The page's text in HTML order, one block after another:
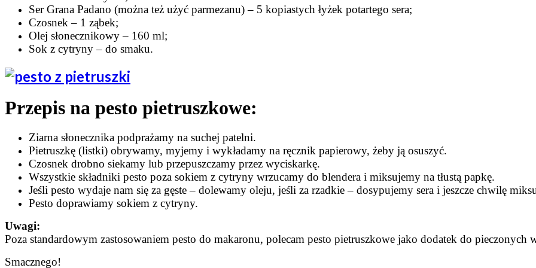
Ser Grana Padano (można też użyć parmezanu) – 5 kopiastych łyżek potartego sera;
Czosnek – 1 ząbek;
Olej słonecznikowy – 160 ml;
Sok z cytryny – do smaku.
Przepis na pesto pietruszkowe:
Ziarna słonecznika podprażamy na suchej patelni.
Pietruszkę (listki) obrywamy, myjemy i wykładamy na ręcznik papierowy, żeby ją osuszyć.
Czosnek drobno siekamy lub przepuszczamy przez wyciskarkę.
Wszystkie składniki pesto poza sokiem z cytryny wrzucamy do blendera i miksujemy na tłustą papkę.
Jeśli pesto wydaje nam się za gęste – dolewamy oleju, jeśli za rzadkie – dosypujemy sera i jeszcze chwilę
Pesto doprawiamy sokiem z cytryny.
Uwagi:
Poza standardowym zastosowaniem pesto do makaronu, polecam pesto pietruszkowe jako dodatek do pieczonych
Smacznego!